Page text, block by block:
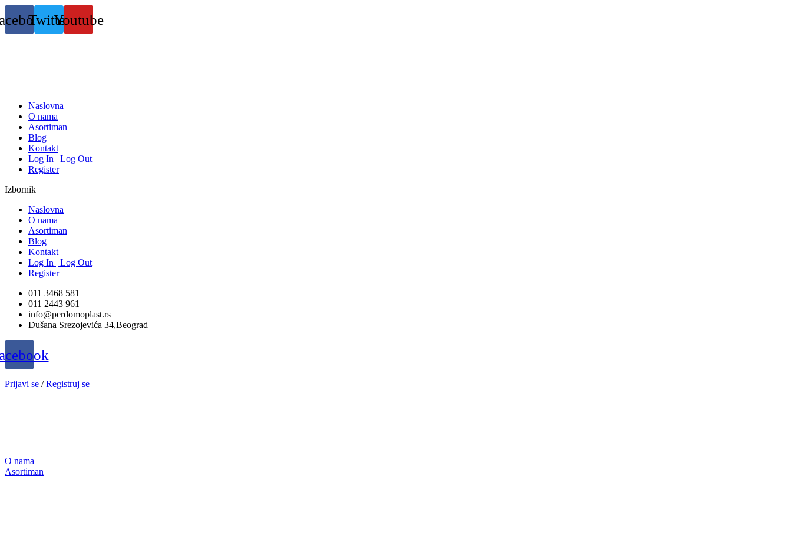
Skočite
na
sadržaj
TwitterYoutube
Naslovna
O nama
Asortiman
Blog
Kontakt
Log In | Log Out
Register
Izbornik
Naslovna
O nama
Asortiman
Blog
Kontakt
Log In | Log Out
Register
011 3468 581
011 2443 961
info@perdomoplast.rs
Dušana Srezojevića 34,Beograd
Prijavi se /Registruj se
O nama
Asortiman